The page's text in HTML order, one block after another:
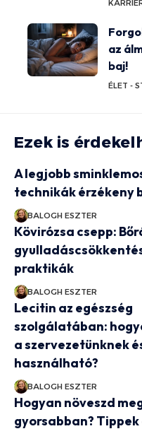
az
baj!
ÉLET -
Ezek is
A legjobb
technikák érzékeny
BALOGH ESZTER
Kövirózsa csepp:
praktikák
BALOGH ESZTER
Lecitin az egészség
szolgálatában:
a szervezetünknek
használható?
BALOGH ESZTER
Hogyan növeszd
gyorsabban?